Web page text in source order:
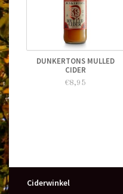
DUNKERTONS MULLED
CIDER
€8,95
Ciderwinkel